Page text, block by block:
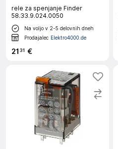
rele za spenjanje Finder
58.33.9.024.0050
Na voljo v 2-5 delovnih dneh
Prodajalec Elektro4000.de
21 31 €